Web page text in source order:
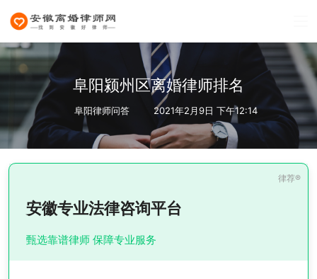
阜阳颍州区离婚律师排名
阜阳律师问答 2021年2月9日 下午12:14
安徽专业法律咨询平台
甄选靠谱律师 保障专业服务